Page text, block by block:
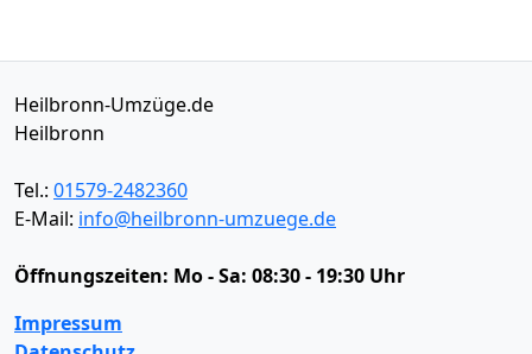
Heilbronn-Umzüge.de
Heilbronn
Tel.: 01579-2482360
E-Mail: info@heilbronn-umzuege.de
Öffnungszeiten: Mo - Sa: 08:30 - 19:30 Uhr
Impressum